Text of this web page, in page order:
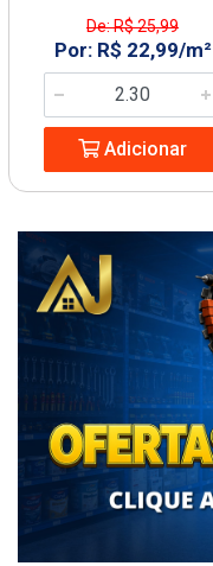
De: R$ 25,99
Por: R$ 22,99/m²
Adicionar